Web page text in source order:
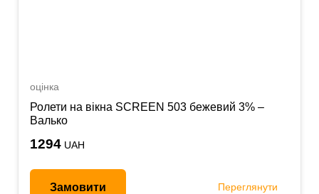
оцінка
Ролети на вікна SCREEN 503 бежевий 3% –
Валько
1294 UAH
Замовити Переглянути